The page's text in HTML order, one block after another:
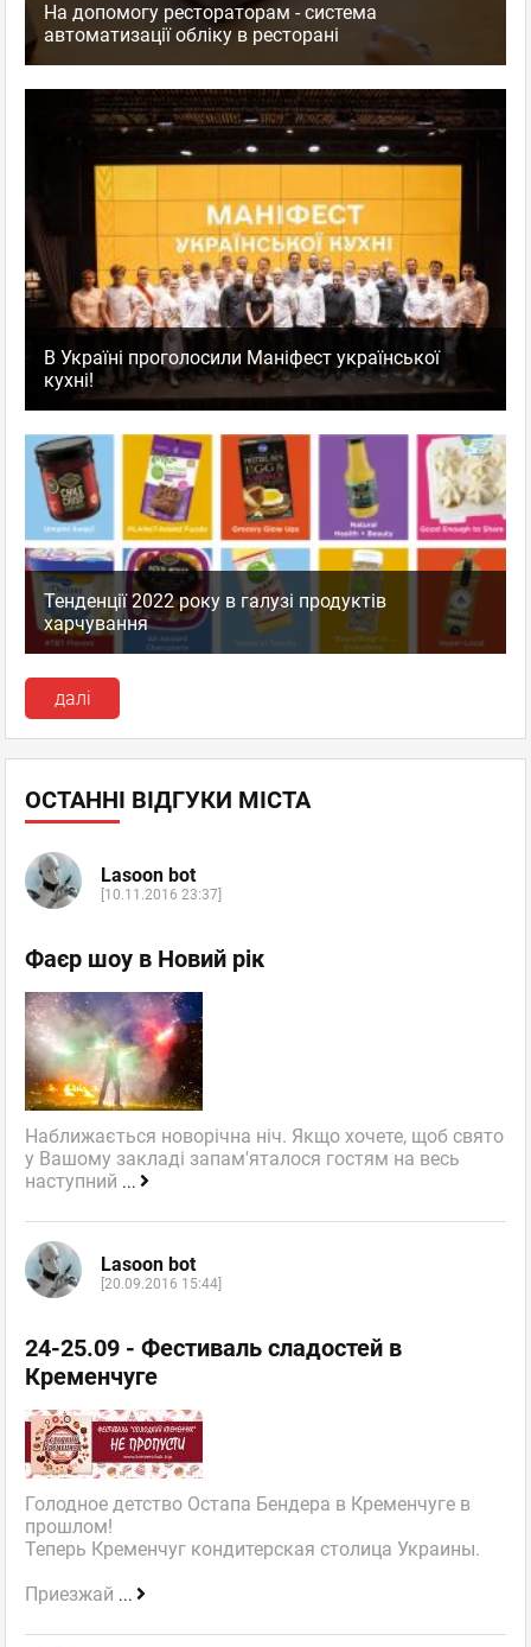
На допомогу рестораторам - система
автоматизації обліку в ресторані
В Україні проголосили Маніфест української
кухні!
Тенденції 2022 року в галузі продуктів
харчування
далі
ОСТАННІ ВІДГУКИ МІСТА
Lasoon bot
[10.11.2016 23:37]
Фаєр шоу в Новий рік
Наближається новорічна ніч. Якщо хочете, щоб свято
у Вашому закладі запам'яталося гостям на весь
наступний ...
Lasoon bot
[20.09.2016 15:44]
24-25.09 - Фестиваль сладостей в
Кременчуге
Голодное детство Остапа Бендера в Кременчуге в
прошлом!
Теперь Кременчуг кондитерская столица Украины.
Приезжай ...